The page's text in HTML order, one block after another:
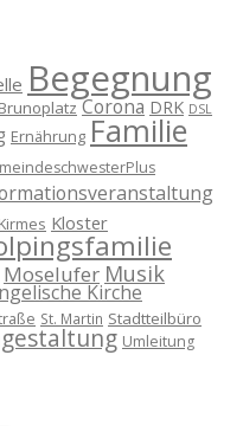
Begegnung
Brunoplatz Corona DRK DSL
Ernährung Familie
Kirmes Kloster
Moselufer Musik
Kirche
St. Martin Stadtteilbüro
Umleitung